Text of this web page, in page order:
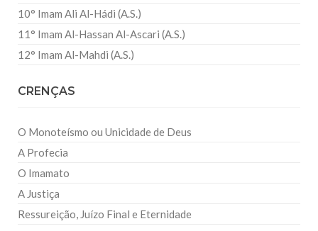
10° Imam Ali Al-Hádi (A.S.)
11° Imam Al-Hassan Al-Ascari (A.S.)
12° Imam Al-Mahdi (A.S.)
CRENÇAS
O Monoteísmo ou Unicidade de Deus
A Profecia
O Imamato
A Justiça
Ressureição, Juízo Final e Eternidade